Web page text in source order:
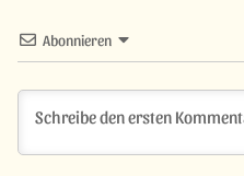
Abonnieren